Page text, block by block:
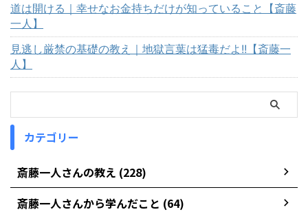
道は開ける｜幸せなお金持ちだけが知っていること【斎藤
一人】
見逃し厳禁の基礎の教え｜地獄言葉は猛毒だよ!!【斎藤一
人】
カテゴリー
斎藤一人さんの教え (228)
斎藤一人さんから学んだこと (64)